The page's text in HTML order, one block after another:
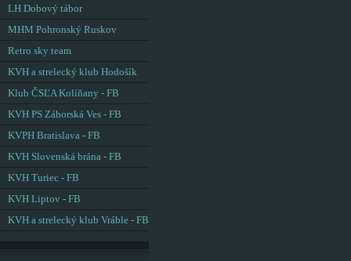
LH Dobový tábor
MHM Pohronský Ruskov
Retro sky team
KVH a strelecký klub Hodošík
Klub ČSĽA Kolíňany - FB
KVH PS Záhorská Ves - FB
KVPH Bratislava - FB
KVH Slovenská brána - FB
KVH Turiec - FB
KVH Liptov - FB
KVH a strelecký klub Vráble - FB